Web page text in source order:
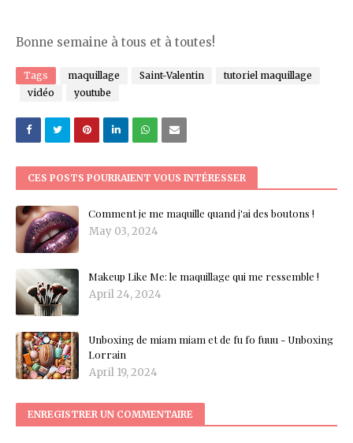
Bonne semaine à tous et à toutes!
Tags maquillage Saint-Valentin
tutoriel maquillage
vidéo
youtube
CES POSTS POURRAIENT VOUS INTÉRESSER
Comment je me maquille quand j'ai des boutons !
May 03, 2024
Makeup Like Me: le maquillage qui me ressemble !
April 24, 2024
Unboxing de miam miam et de fu fo fuuu - Unboxing
Lorrain
April 19, 2024
ENREGISTRER UN COMMENTAIRE